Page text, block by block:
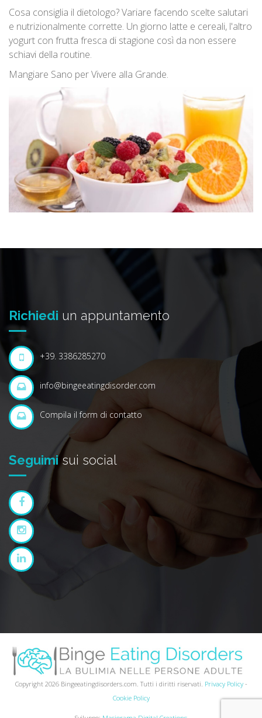
Cosa consiglia il dietologo? Variare facendo scelte salutari
e nutrizionalmente corrette. Un giorno latte e cereali, l'altro
yogurt con frutta fresca di stagione così da non essere
schiavi della routine.
Mangiare Sano per Vivere alla Grande.
Richiedi un appuntamento
+39. 3386285270
info@bingeeatingdisorder.com
Compila il form di contatto
Seguimisui social
Copyright 2026 Bingeeatingdisorders.com. Tutti i diritti riservati. Privacy Policy-
Cookie Policy